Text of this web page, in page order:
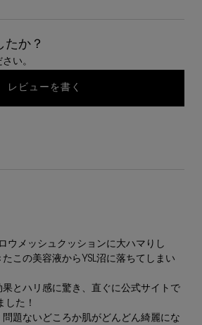
たか？
い。
レビューを書く
ウメッシュクッションに大ハマりし
この美容液からYSL沼に落ちてしまい
とハリ感に驚き、直ぐに公式サイトで
した！
題ないどころか肌がどんどん綺麗にな